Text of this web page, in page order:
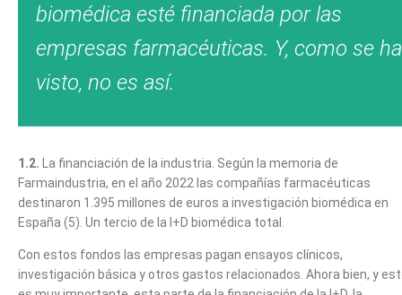
biomédica esté financiada por las
empresas farmacéuticas. Y, como se ha
visto, no es así.
1.2. La financiación de la industria. Según la memoria de
Farmaindustria, en el año 2022 las compañías farmacéuticas
destinaron 1.395 millones de euros a investigación biomédica en
España (5). Un tercio de la I+D biomédica total.
Con estos fondos las empresas pagan ensayos clínicos,
investigación básica y otros gastos relacionados. Ahora bien, y